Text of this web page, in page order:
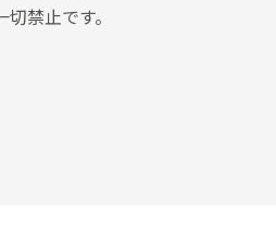
禁止です。